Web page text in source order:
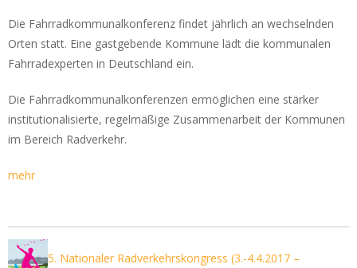
Die Fahrradkommunalkonferenz findet jährlich an wechselnden
Orten statt. Eine gastgebende Kommune lädt die kommunalen
Fahrradexperten in Deutschland ein.
Die Fahrradkommunalkonferenzen ermöglichen eine stärker
institutionalisierte, regelmäßige Zusammenarbeit der Kommunen
im Bereich Radverkehr.
mehr
5. Nationaler Radverkehrskongress (3.-4.4.2017 –